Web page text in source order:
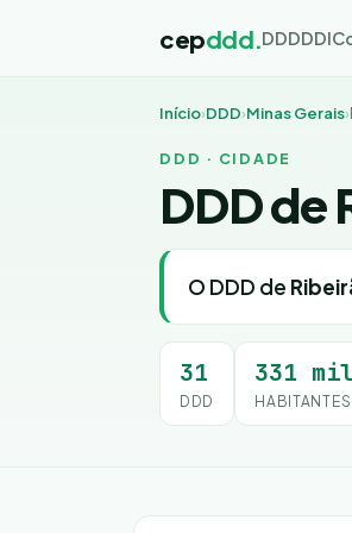
cepddd.DDDDDI
Início›DDD›Minas Gerais›
DDD · CIDADE
DDD de
O DDD de
31
DDD
331 mil
HABITANTES